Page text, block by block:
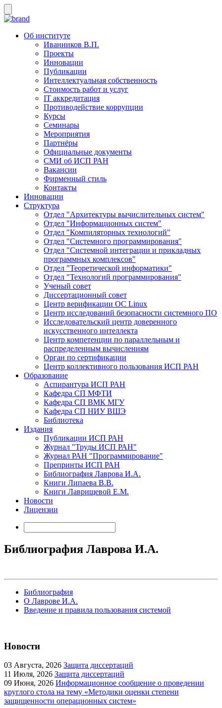
Об институте
Иванников В.П.
Проекты
Инновации
Публикации
Интеллектуальная собственность
Стоимость работ и услуг
IT аккредитация
Противодействие коррупции
Курсы
Семинары
Мероприятия
Партнёры
Официальные документы
СМИ об ИСП РАН
Вакансии
Фирменный стиль
Контакты
Инновации
Структура
Отдел "Архитектуры вычислительных систем"
Отдел "Информационных систем"
Отдел "Компиляторных технологий"
Отдел "Системного программирования"
Отдел "Системной интеграции и прикладных
программных комплексов"
Отдел "Теоретической информатики"
Отдел "Технологий программирования"
Ученый совет
Диссертационный совет
Центр верификации ОС Linux
Центр исследований безопасности системного ПО
Исследовательский центр доверенного
искусственного интеллекта
Центр компетенции по параллельным и
распределенным вычислениям
Орган по сертификации
Центр коллективного пользования ИСП РАН
Образование
Аспирантура ИСП РАН
Кафедра СП МФТИ
Кафедра СП ВМК МГУ
Кафедра СП НИУ ВШЭ
Библиотека
Издания
Публикации ИСП РАН
Журнал "Труды ИСП РАН"
Журнал РАН "Программирование"
Препринты ИСП РАН
Библиография Лаврова И.А.
Книги Липаева В.В.
Книги Лаврищевой Е.М.
Новости
Лицензии
Библиография Лаврова И.А.
Библиография
О Лаврове И.А.
Введение и правила пользования системой
Новости
03 Августа, 2026 Защита диссертаций
11 Июля, 2026 Защита диссертаций
09 Июня, 2026 Информационное сообщение о проведении
круглого стола на тему «Методики оценки степени
защищенности операционных систем»